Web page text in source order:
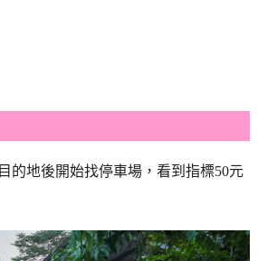
的地後開始找停車場，看到指標50元